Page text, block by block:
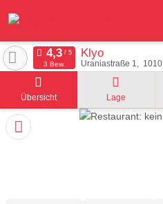
Klyo
Uraniastraße 1 1010
3 Bew.
Übersicht Lage